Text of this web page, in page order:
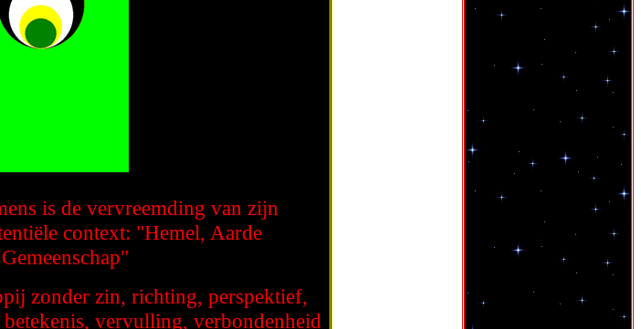
is de vervreemding van zijn
context: "Hemel, Aarde
zonder zin, richting, perspektief,
vervulling, verbondenheid